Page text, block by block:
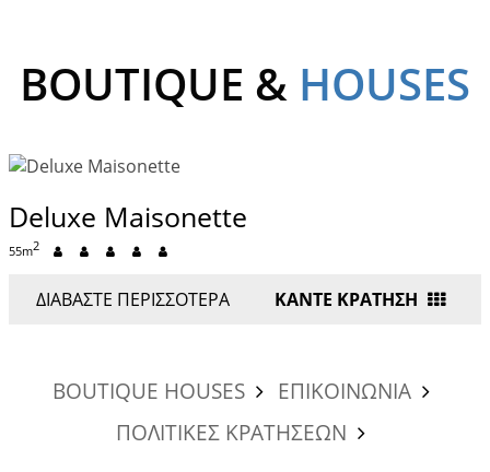
BOUTIQUE & HOUSES
Deluxe Maisonette
55m2
ΔΙΑΒΆΣΤΕ ΠΕΡΙΣΣΌΤΕΡΑ ΚΑΝΤΕ ΚΡΑΤΗΣΗ
BOUTIQUE HOUSES
ΕΠΙΚΟΙΝΩΝΙΑ
ΠΟΛΙΤΙΚΕΣ ΚΡΑΤΗΣΕΩΝ